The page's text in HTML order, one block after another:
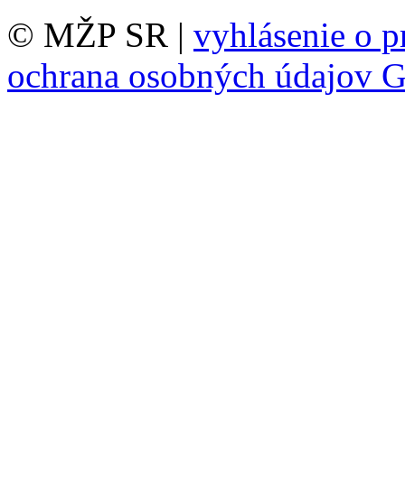
© MŽP SR | vyhlásenie o
ochrana osobných údajov